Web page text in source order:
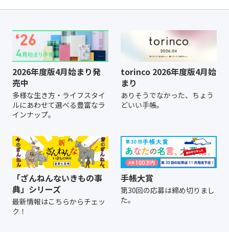
2026年度版4月始まり発
売中
多様な生き方・ライフスタイ
ルにあわせて選べる豊富なラ
インナップ。
torinco 2026年度版4月始
まり
ありそうでなかった、ちょう
どいい手帳。
「ざんねんないきもの事
典」シリーズ
最新情報はこちらからチェッ
ク！
手帳大賞
第30回の応募は締め切りまし
た。